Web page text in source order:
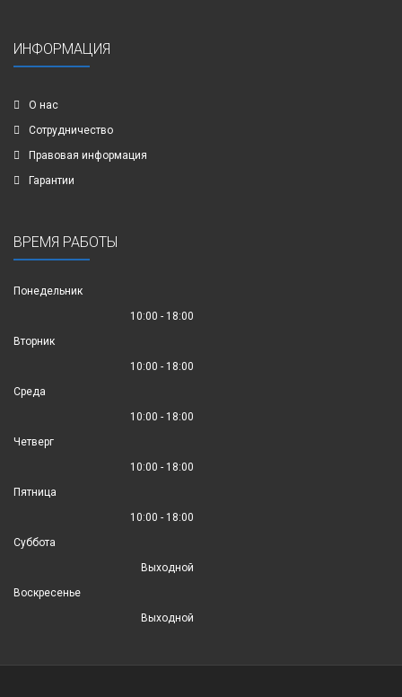
ИНФОРМАЦИЯ
О нас
Сотрудничество
Правовая информация
Гарантии
ВРЕМЯ РАБОТЫ
Понедельник
10:00 - 18:00
Вторник
10:00 - 18:00
Среда
10:00 - 18:00
Четверг
10:00 - 18:00
Пятница
10:00 - 18:00
Суббота
Выходной
Воскресенье
Выходной